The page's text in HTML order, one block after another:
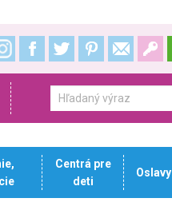
Centrá pre
deti
Oslavy